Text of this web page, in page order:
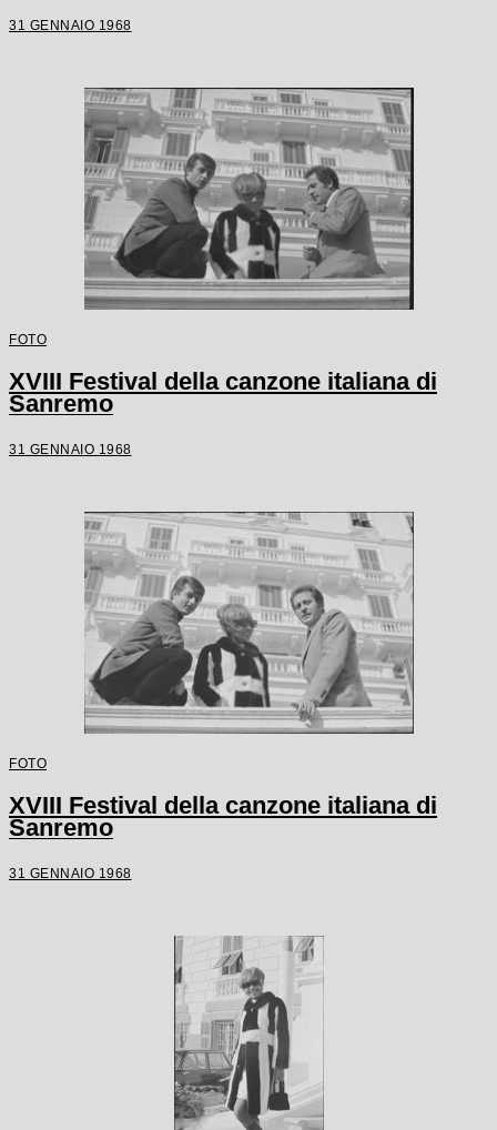
31 GENNAIO 1968
FOTO
XVIII Festival della canzone italiana di
Sanremo
31 GENNAIO 1968
FOTO
XVIII Festival della canzone italiana di
Sanremo
31 GENNAIO 1968